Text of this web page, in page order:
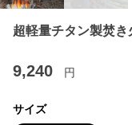
超軽量チタン製焚
9,240 円
サイズ